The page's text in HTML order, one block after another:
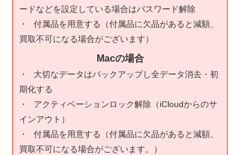
ードなどを設定している場合はパスワード解除
付属品を用意する（付属品に欠品があると減額、
買取不可になる場合がございます）
Macの場合
大切なデータはバックアップし全データ消去・初
期化する
アクティベーションロック解除（iCloudからのサ
インアウト）
付属品を用意する（付属品に欠品があると減額、
買取不可になる場合がございます。）